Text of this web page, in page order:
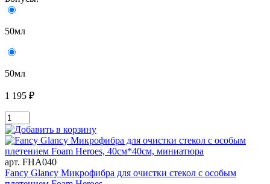
50мл
50мл
1 195 ₽
арт. FHA040
Fancy Glancy Микрофибра для очистки стекол с особым